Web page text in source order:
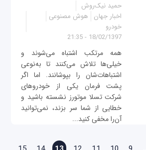
حمید نیک‌روش
اخبار جهان
هوش مصنوعی
خودرو
18/02/1397 - 21:35
همه مرتکب اشتباه می‌شوند و
خیلی‌ها تلاش می‌کنند تا به‌نوعی
اشتباهات‌شان را بپوشانند. اما اگر
پشت فرمان یکی از خودروهای
شرکت تسلا موتورز نشسته باشید و
خطایی از شما سر بزند، نمی‌توانید
آن‌را مخفی کنید...